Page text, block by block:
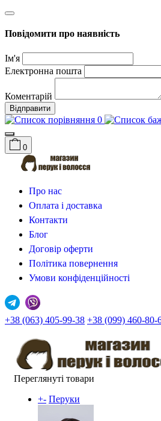
Повідомити про наявність
Ім'я
Електронна пошта
Коментарій
Відправити
0
0
Про нас
Оплата і доставка
Контакти
Блог
Договір оферти
Політика повернення
Умови конфіденційності
+38 (063) 405-99-38 +38 (099) 460-80-
Переглянуті товари
+- Перуки